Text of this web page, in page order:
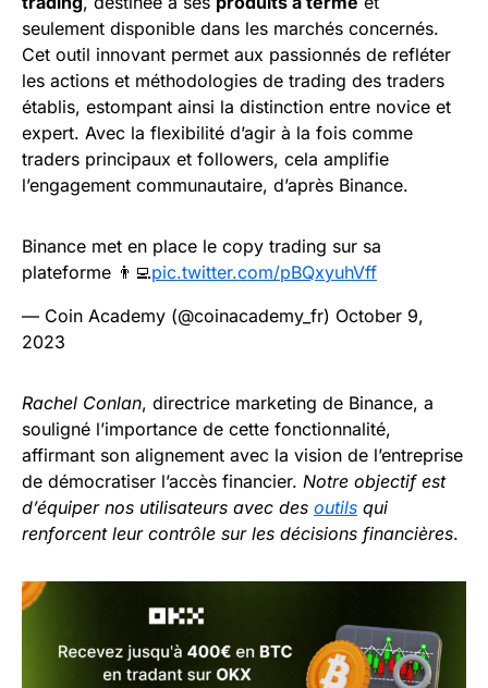
seulement disponible dans les marchés concernés.
Cet outil innovant permet aux passionnés de refléter
les actions et méthodologies de trading des traders
établis, estompant ainsi la distinction entre novice et
expert. Avec la flexibilité d’agir à la fois comme
traders principaux et followers, cela amplifie
l’engagement communautaire, d’après Binance.
Binance met en place le copy trading sur sa
plateforme 👨‍💻pic.twitter.com/pBQxyuhVff
— Coin Academy (@coinacademy_fr) October 9,
2023
Rachel Conlan, directrice marketing de Binance, a
souligné l’importance de cette fonctionnalité,
affirmant son alignement avec la vision de l’entreprise
de démocratiser l’accès financier. Notre objectif est
d’équiper nos utilisateurs avec des outils qui
renforcent leur contrôle sur les décisions financières.